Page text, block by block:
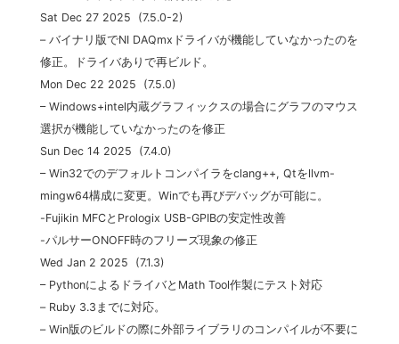
Sat Dec 27 2025 (7.5.0-2)
– バイナリ版でNI DAQmxドライバが機能していなかったのを
修正。ドライバありで再ビルド。
Mon Dec 22 2025 (7.5.0)
– Windows+intel内蔵グラフィックスの場合にグラフのマウス
選択が機能していなかったのを修正
Sun Dec 14 2025 (7.4.0)
– Win32でのデフォルトコンパイラをclang++, Qtをllvm-
mingw64構成に変更。Winでも再びデバッグが可能に。
-Fujikin MFCとPrologix USB-GPIBの安定性改善
-パルサーONOFF時のフリーズ現象の修正
Wed Jan 2 2025 (7.1.3)
– PythonによるドライバとMath Tool作製にテスト対応
– Ruby 3.3までに対応。
– Win版のビルドの際に外部ライブラリのコンパイルが不要に